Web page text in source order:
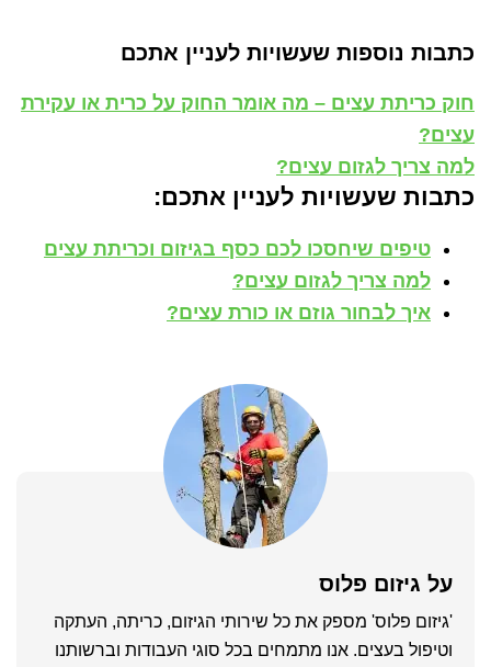
כתבות נוספות שעשויות לעניין אתכם
חוק כריתת עצים – מה אומר החוק על כרית או עקירת
עצים?
למה צריך לגזום עצים?
כתבות שעשויות לעניין אתכם:
טיפים שיחסכו לכם כסף בגיזום וכריתת עצים
למה צריך לגזום עצים?
איך לבחור גוזם או כורת עצים?
על גיזום פלוס
'גיזום פלוס' מספק את כל שירותי הגיזום, כריתה, העתקה
וטיפול בעצים. אנו מתמחים בכל סוגי העבודות וברשותנו